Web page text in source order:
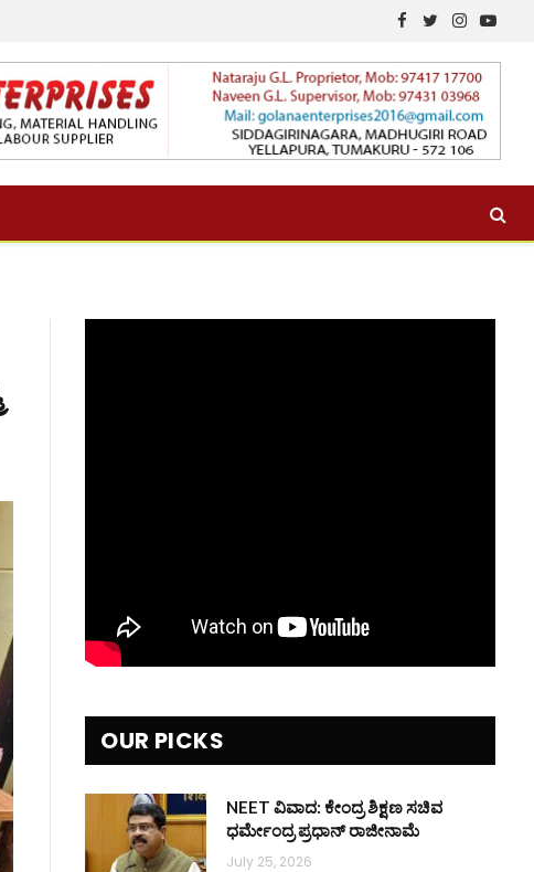
Facebook
TwitterInstagram
OUR PICKS
NEET ವಿವಾದ: ಕೇಂದ್ರ ಶಿಕ್ಷಣ ಸಚಿವ
ಧರ್ಮೇಂದ್ರ ಪ್ರಧಾನ್ ರಾಜೀನಾಮೆ
July 25, 2026